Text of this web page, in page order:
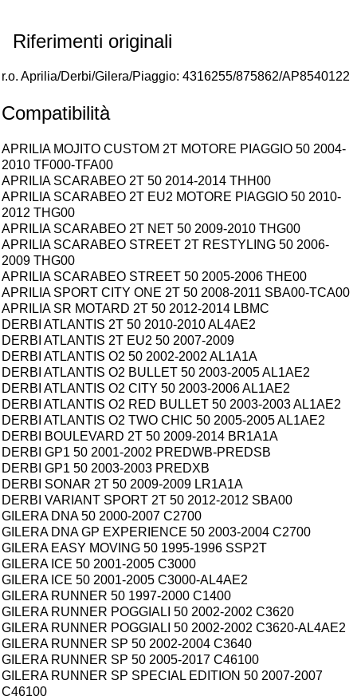
Riferimenti originali
r.o. Aprilia/Derbi/Gilera/Piaggio: 4316255/875862/AP8540122
Compatibilità
APRILIA MOJITO CUSTOM 2T MOTORE PIAGGIO 50 2004-
2010 TF000-TFA00
APRILIA SCARABEO 2T 50 2014-2014 THH00
APRILIA SCARABEO 2T EU2 MOTORE PIAGGIO 50 2010-
2012 THG00
APRILIA SCARABEO 2T NET 50 2009-2010 THG00
APRILIA SCARABEO STREET 2T RESTYLING 50 2006-
2009 THG00
APRILIA SCARABEO STREET 50 2005-2006 THE00
APRILIA SPORT CITY ONE 2T 50 2008-2011 SBA00-TCA00
APRILIA SR MOTARD 2T 50 2012-2014 LBMC
DERBI ATLANTIS 2T 50 2010-2010 AL4AE2
DERBI ATLANTIS 2T EU2 50 2007-2009
DERBI ATLANTIS O2 50 2002-2002 AL1A1A
DERBI ATLANTIS O2 BULLET 50 2003-2005 AL1AE2
DERBI ATLANTIS O2 CITY 50 2003-2006 AL1AE2
DERBI ATLANTIS O2 RED BULLET 50 2003-2003 AL1AE2
DERBI ATLANTIS O2 TWO CHIC 50 2005-2005 AL1AE2
DERBI BOULEVARD 2T 50 2009-2014 BR1A1A
DERBI GP1 50 2001-2002 PREDWB-PREDSB
DERBI GP1 50 2003-2003 PREDXB
DERBI SONAR 2T 50 2009-2009 LR1A1A
DERBI VARIANT SPORT 2T 50 2012-2012 SBA00
GILERA DNA 50 2000-2007 C2700
GILERA DNA GP EXPERIENCE 50 2003-2004 C2700
GILERA EASY MOVING 50 1995-1996 SSP2T
GILERA ICE 50 2001-2005 C3000
GILERA ICE 50 2001-2005 C3000-AL4AE2
GILERA RUNNER 50 1997-2000 C1400
GILERA RUNNER POGGIALI 50 2002-2002 C3620
GILERA RUNNER POGGIALI 50 2002-2002 C3620-AL4AE2
GILERA RUNNER SP 50 2002-2004 C3640
GILERA RUNNER SP 50 2005-2017 C46100
GILERA RUNNER SP SPECIAL EDITION 50 2007-2007
C46100